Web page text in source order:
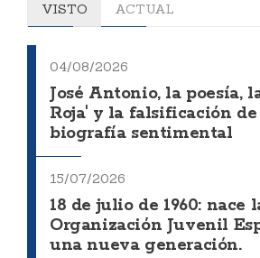
VISTO ACTUAL
04/08/2026
José Antonio, la poesía,
Roja' y la falsificación
biografía sentimental
15/07/2026
18 de julio de 1960: nace
Organización Juvenil
una nueva generación.